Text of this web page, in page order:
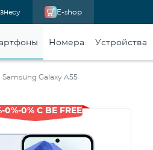
E-shop
Номера Устройства
Samsung Galaxy A55
0%-0% С BE FREE